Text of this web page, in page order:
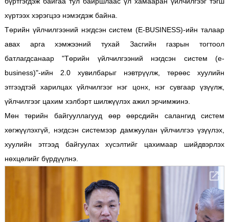
хүртээх хэрэгцээ нэмэгдэж байна.
Төрийн үйлчилгээний нэгдсэн систем (Е-BUSINESS)-ийн талаар
авах арга хэмжээний тухай Засгийн газрын тогтоол
батлагдсанаар "Төрийн үйлчилгээний нэгдсэн систем (е-
business)"-ийн 2.0 хувилбарыг нэвтрүүлж, төрөөс хуулийн
этгээдтэй харилцах үйлчилгээг нэг цонх, нэг сувгаар үзүүлж,
үйлчилгээг цахим хэлбэрт шилжүүлэх ажил эрчимжинэ.
Мөн төрийн байгууллагууд өөр өөрсдийн салангид систем
хөгжүүлэхгүй, нэгдсэн системээр дамжуулан үйлчилгээ үзүүлэх,
хуулийн этгээд байгуулах хүсэлтийг цахимаар шийдвэрлэх
нөхцөлийг бүрдүүлнэ.